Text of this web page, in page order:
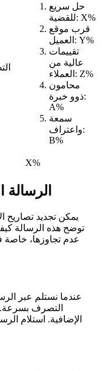
حل سريع
للقضية: X%
قرب موقع
العميل: Y%
تقييمات
عالية من
العملاء: Z%
محامون
ذوو خبرة:
A%
سمعة
واعتراف:
B%
X%
يمكن تجديد
توضح هذه الرسالة
عدم تجاوزها، خاصة
عندما نستلم عبر
التصرف بسرعة.
الإضافية. استلام